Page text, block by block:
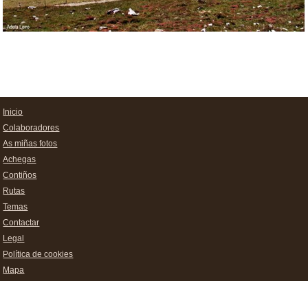
Inicio
Colaboradores
As miñas fotos
Achegas
Contiños
Rutas
Temas
Contactar
Legal
Política de cookies
Mapa